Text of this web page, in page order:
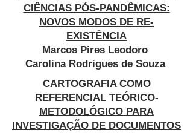
CIÊNCIAS PÓS-PANDÊMICAS:
NOVOS MODOS DE RE-
EXISTÊNCIA
Marcos Pires Leodoro
Carolina Rodrigues de Souza
CARTOGRAFIA COMO
REFERENCIAL TEÓRICO-
METODOLÓGICO PARA
INVESTIGAÇÃO DE DOCUMENTOS